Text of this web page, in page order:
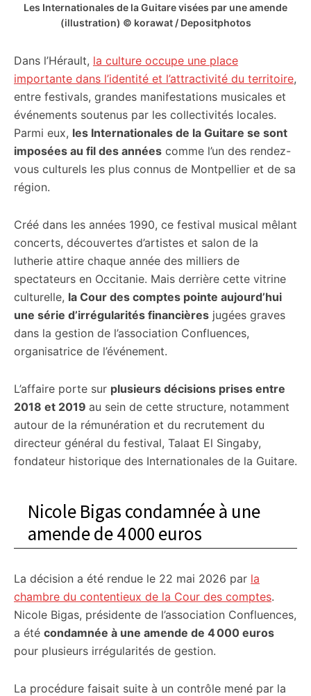
Les Internationales de la Guitare visées par une amende
(illustration) © korawat / Depositphotos
Dans l’Hérault, la culture occupe une place
importante dans l’identité et l’attractivité du territoire,
entre festivals, grandes manifestations musicales et
événements soutenus par les collectivités locales.
Parmi eux, les Internationales de la Guitare se sont
imposées au fil des années comme l’un des rendez-
vous culturels les plus connus de Montpellier et de sa
région.
Créé dans les années 1990, ce festival musical mêlant
concerts, découvertes d’artistes et salon de la
lutherie attire chaque année des milliers de
spectateurs en Occitanie. Mais derrière cette vitrine
culturelle, la Cour des comptes pointe aujourd’hui
une série d’irrégularités financières jugées graves
dans la gestion de l’association Confluences,
organisatrice de l’événement.
L’affaire porte sur plusieurs décisions prises entre
2018 et 2019 au sein de cette structure, notamment
autour de la rémunération et du recrutement du
directeur général du festival, Talaat El Singaby,
fondateur historique des Internationales de la Guitare.
Nicole Bigas condamnée à une
amende de 4 000 euros
La décision a été rendue le 22 mai 2026 par la
chambre du contentieux de la Cour des comptes.
Nicole Bigas, présidente de l’association Confluences,
a été condamnée à une amende de 4 000 euros
pour plusieurs irrégularités de gestion.
La procédure faisait suite à un contrôle mené par la